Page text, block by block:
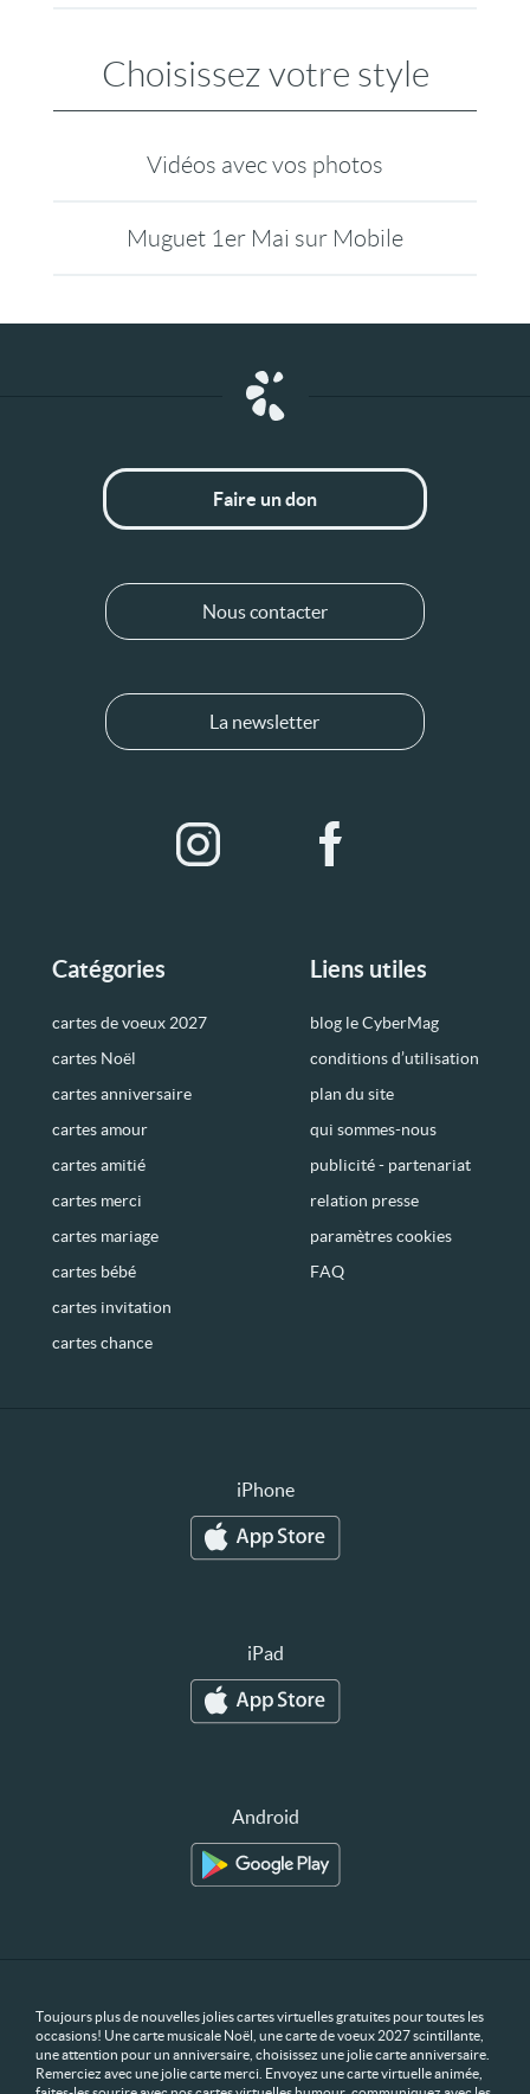
Choisissez votre style
Vidéos avec vos photos
Muguet 1er Mai sur Mobile
Catégories
cartes de voeux 2027
cartes Noël
cartes anniversaire
cartes amour
cartes amitié
cartes merci
cartes mariage
cartes bébé
cartes invitation
cartes chance
Liens utiles
blog le CyberMag
conditions d’utilisation
plan du site
qui sommes-nous
publicité - partenariat
relation presse
paramètres cookies
FAQ
Faire un don
Nous contacter
La newsletter
iPhone
iPad
Android
Toujours plus de nouvelles jolies cartes virtuelles gratuites pour toutes les
occasions! Une carte musicale Noël, une carte de voeux 2027 scintillante,
une attention pour un anniversaire, choisissez une jolie carte anniversaire.
Remerciez avec une jolie carte merci. Envoyez une carte virtuelle animée,